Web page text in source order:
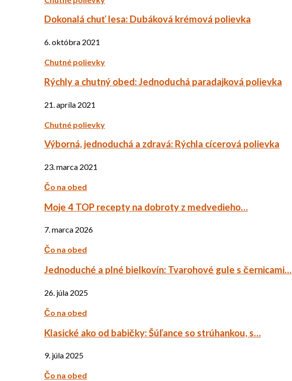
Dokonalá chuť lesa: Dubáková krémová polievka
6. októbra 2021
Chutné polievky
Rýchly a chutný obed: Jednoduchá paradajková polievka
21. apríla 2021
Chutné polievky
Výborná, jednoduchá a zdravá: Rýchla cícerová polievka
23. marca 2021
Čo na obed
Moje 4 TOP recepty na dobroty z medvedieho…
7. marca 2026
Čo na obed
Jednoduché a plné bielkovín: Tvarohové gule s černicami…
26. júla 2025
Čo na obed
Klasické ako od babičky: Šúľance so strúhankou, s…
9. júla 2025
Čo na obed